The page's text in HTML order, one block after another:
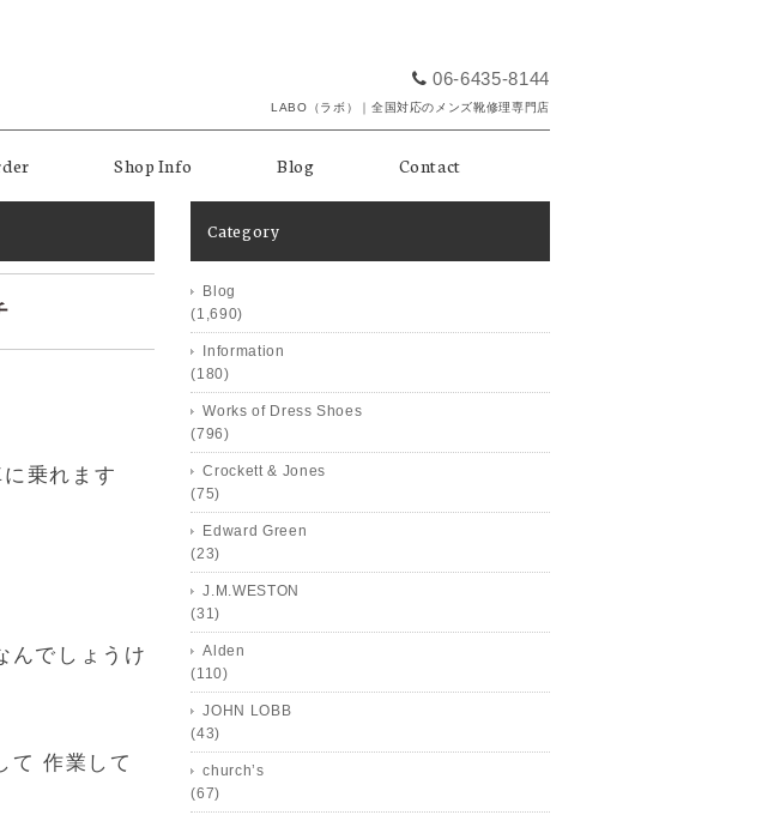
06-6435-8144
LABO（ラボ）｜全国対応のメンズ靴修理専門店
Shop Info Blog Contact
乗れます
んでしょうけ
て 作業して
Category
Blog
(1,690)
Information
(180)
Works of Dress Shoes
(796)
Crockett & Jones
(75)
Edward Green
(23)
J.M.WESTON
(31)
Alden
(110)
JOHN LOBB
(43)
church’s
(67)